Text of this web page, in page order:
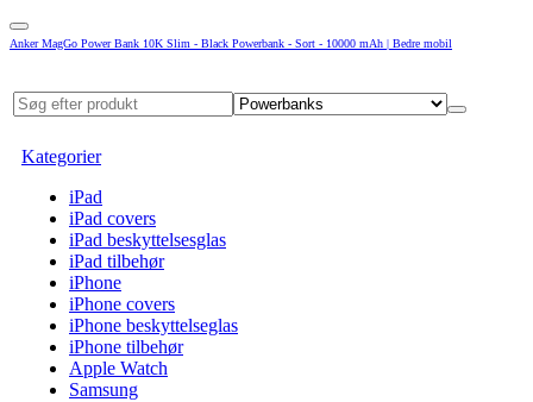
Anker MagGo Power Bank 10K Slim - Black Powerbank - Sort - 10000 mAh | Bedre mobil
Kategorier
iPad
iPad covers
iPad beskyttelsesglas
iPad tilbehør
iPhone
iPhone covers
iPhone beskyttelseglas
iPhone tilbehør
Apple Watch
Samsung